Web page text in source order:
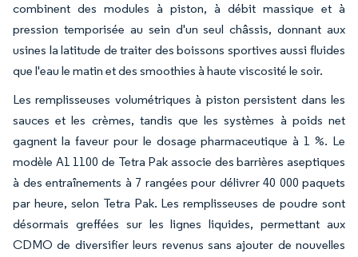
combinent des modules à piston, à débit massique et à
pression temporisée au sein d'un seul châssis, donnant aux
usines la latitude de traiter des boissons sportives aussi fluides
que l'eau le matin et des smoothies à haute viscosité le soir.
Les remplisseuses volumétriques à piston persistent dans les
sauces et les crèmes, tandis que les systèmes à poids net
gagnent la faveur pour le dosage pharmaceutique à 1 %. Le
modèle A1 1100 de Tetra Pak associe des barrières aseptiques
à des entraînements à 7 rangées pour délivrer 40 000 paquets
par heure, selon Tetra Pak. Les remplisseuses de poudre sont
désormais greffées sur les lignes liquides, permettant aux
CDMO de diversifier leurs revenus sans ajouter de nouvelles